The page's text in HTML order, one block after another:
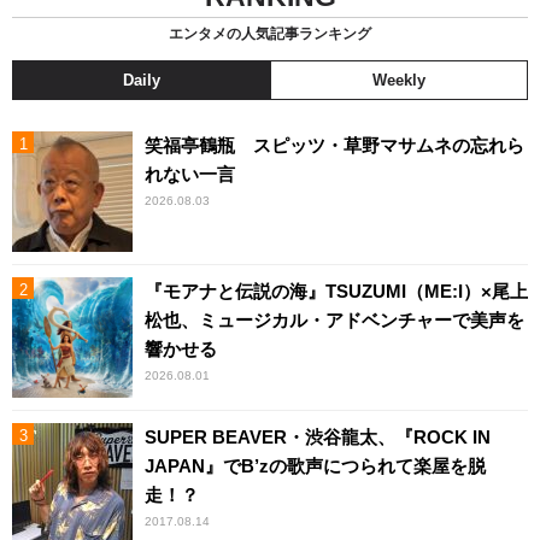
エンタメの人気記事ランキング
Daily Weekly
笑福亭鶴瓶 スピッツ・草野マサムネの忘れら
れない一言
2026.08.03
『モアナと伝説の海』TSUZUMI（ME:I）×尾上
松也、ミュージカル・アドベンチャーで美声を
響かせる
2026.08.01
SUPER BEAVER・渋谷龍太、『ROCK IN
JAPAN』でB’zの歌声につられて楽屋を脱
走！？
2017.08.14